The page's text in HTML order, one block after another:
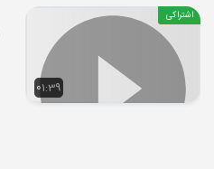
01:39
اشتراکی